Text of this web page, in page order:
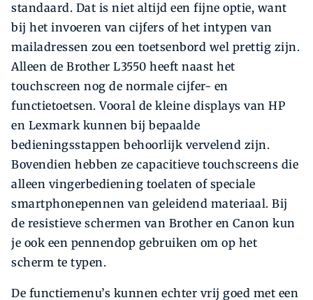
standaard. Dat is niet altijd een fijne optie, want
bij het invoeren van cijfers of het intypen van
mailadressen zou een toetsenbord wel prettig zijn.
Alleen de Brother L3550 heeft naast het
touchscreen nog de normale cijfer- en
functietoetsen. Vooral de kleine displays van HP
en Lexmark kunnen bij bepaalde
bedieningsstappen behoorlijk vervelend zijn.
Bovendien hebben ze capacitieve touch­screens die
alleen vingerbediening toelaten of speciale
smartphonepennen van geleidend materiaal. Bij
de resistieve schermen van Brother en Canon kun
je ook een pennendop gebruiken om op het
scherm te typen.
De functiemenu’s kunnen echter vrij goed met een